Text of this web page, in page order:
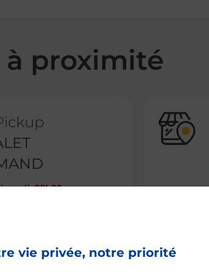
vie privée, notre priorité
à proximité
jusqu'à 09h00
plus